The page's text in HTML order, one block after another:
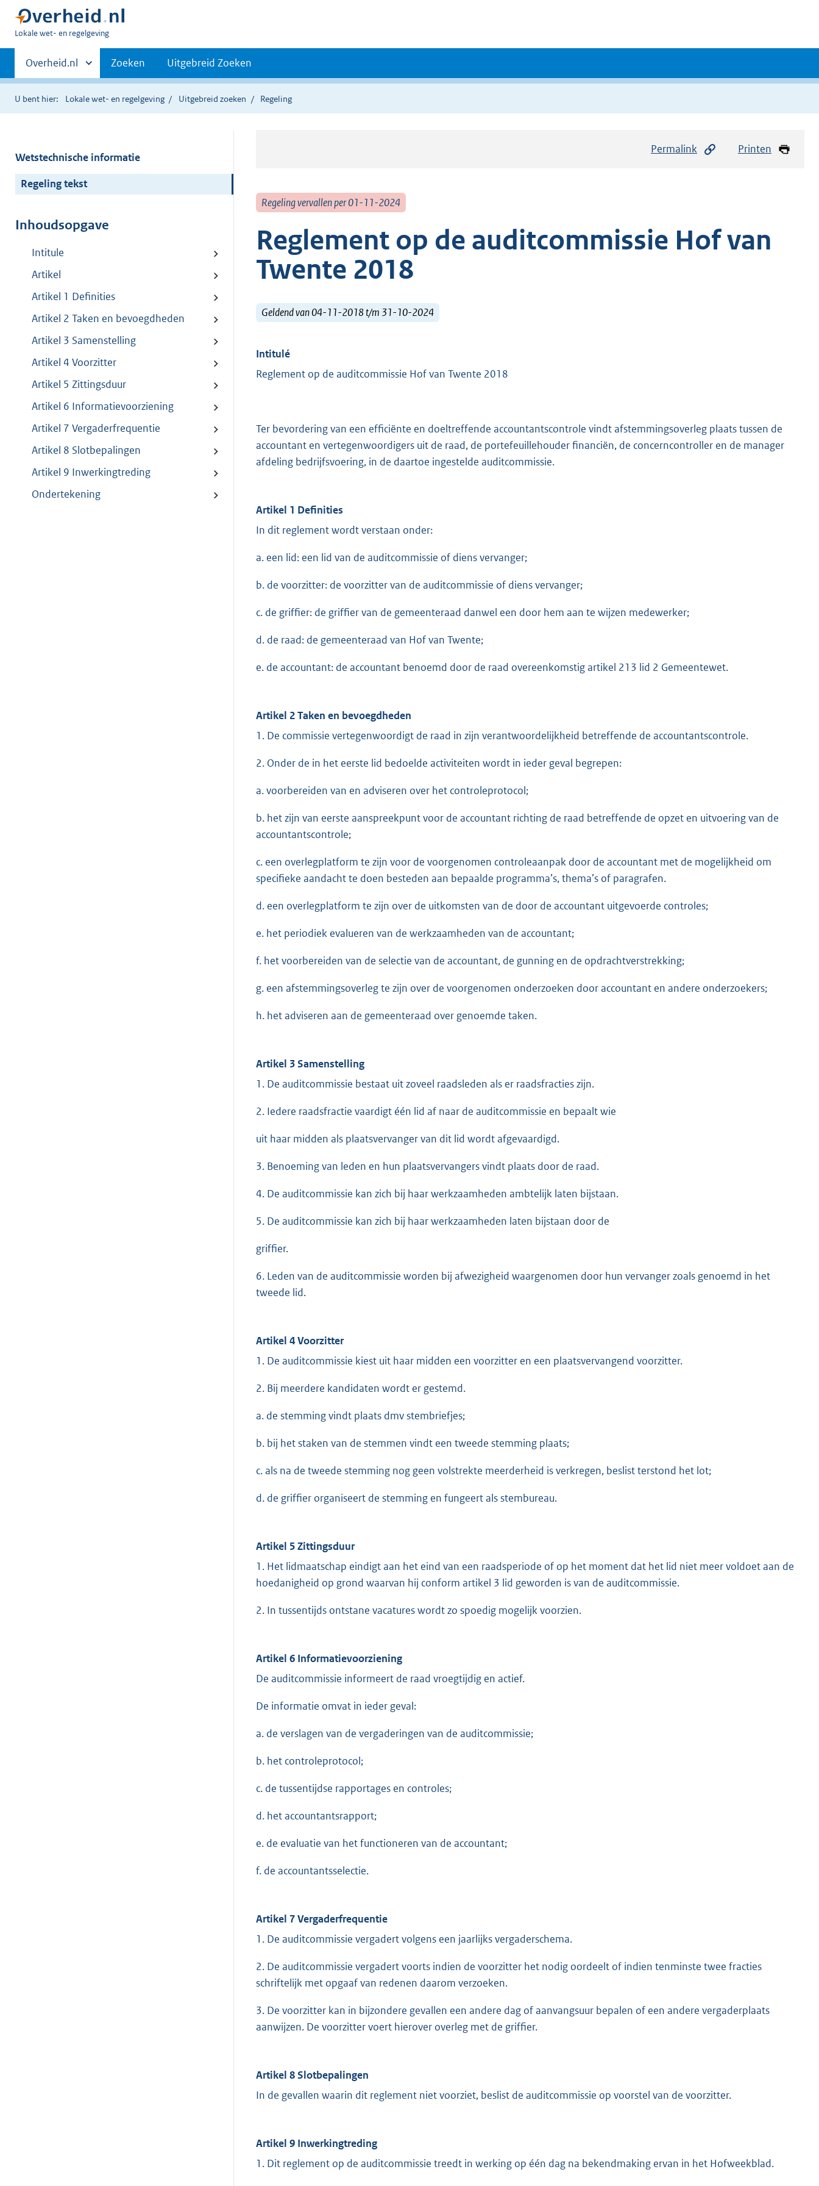
U
hier:
Lokale wet- en regelgeving
Primaire
navigatie
Andere
sites
binnen
Overheid.nl Zoeken Uitgebreid Zoeken
U bent hier: Lokale wet- en regelgeving Uitgebreid zoeken Regeling
Wetstechnische informatie
Regeling tekst
Inhoudsopgave
Intitule
Artikel
Artikel 1 Definities
Artikel 2 Taken en bevoegdheden
Artikel 3 Samenstelling
Artikel 4 Voorzitter
Artikel 5 Zittingsduur
Artikel 6 Informatievoorziening
Artikel 7 Vergaderfrequentie
Artikel 8 Slotbepalingen
Artikel 9 Inwerkingtreding
Ondertekening
Permalink Printen
Regeling vervallen per 01-11-2024
Reglement op de auditcommissie Hof van
Twente 2018
Geldend van 04-11-2018 t/m 31-10-2024
Intitulé
Reglement op de auditcommissie Hof van Twente 2018
Ter bevordering van een efficiënte en doeltreffende accountantscontrole vindt afstemmingsoverleg plaats tussen de
accountant en vertegenwoordigers uit de raad, de portefeuillehouder financiën, de concerncontroller en de manager
afdeling bedrijfsvoering, in de daartoe ingestelde auditcommissie.
Artikel 1 Definities
In dit reglement wordt verstaan onder:
a. een lid: een lid van de auditcommissie of diens vervanger;
b. de voorzitter: de voorzitter van de auditcommissie of diens vervanger;
c. de griffier: de griffier van de gemeenteraad danwel een door hem aan te wijzen medewerker;
d. de raad: de gemeenteraad van Hof van Twente;
e. de accountant: de accountant benoemd door de raad overeenkomstig artikel 213 lid 2 Gemeentewet.
Artikel 2 Taken en bevoegdheden
1. De commissie vertegenwoordigt de raad in zijn verantwoordelijkheid betreffende de accountantscontrole.
2. Onder de in het eerste lid bedoelde activiteiten wordt in ieder geval begrepen:
a. voorbereiden van en adviseren over het controleprotocol;
b. het zijn van eerste aanspreekpunt voor de accountant richting de raad betreffende de opzet en uitvoering van de
accountantscontrole;
c. een overlegplatform te zijn voor de voorgenomen controleaanpak door de accountant met de mogelijkheid om
specifieke aandacht te doen besteden aan bepaalde programma’s, thema’s of paragrafen.
d. een overlegplatform te zijn over de uitkomsten van de door de accountant uitgevoerde controles;
e. het periodiek evalueren van de werkzaamheden van de accountant;
f. het voorbereiden van de selectie van de accountant, de gunning en de opdrachtverstrekking;
g. een afstemmingsoverleg te zijn over de voorgenomen onderzoeken door accountant en andere onderzoekers;
h. het adviseren aan de gemeenteraad over genoemde taken.
Artikel 3 Samenstelling
1. De auditcommissie bestaat uit zoveel raadsleden als er raadsfracties zijn.
2. Iedere raadsfractie vaardigt één lid af naar de auditcommissie en bepaalt wie
uit haar midden als plaatsvervanger van dit lid wordt afgevaardigd.
3. Benoeming van leden en hun plaatsvervangers vindt plaats door de raad.
4. De auditcommissie kan zich bij haar werkzaamheden ambtelijk laten bijstaan.
5. De auditcommissie kan zich bij haar werkzaamheden laten bijstaan door de
griffier.
6. Leden van de auditcommissie worden bij afwezigheid waargenomen door hun vervanger zoals genoemd in het
tweede lid.
Artikel 4 Voorzitter
1. De auditcommissie kiest uit haar midden een voorzitter en een plaatsvervangend voorzitter.
2. Bij meerdere kandidaten wordt er gestemd.
a. de stemming vindt plaats dmv stembriefjes;
b. bij het staken van de stemmen vindt een tweede stemming plaats;
c. als na de tweede stemming nog geen volstrekte meerderheid is verkregen, beslist terstond het lot;
d. de griffier organiseert de stemming en fungeert als stembureau.
Artikel 5 Zittingsduur
1. Het lidmaatschap eindigt aan het eind van een raadsperiode of op het moment dat het lid niet meer voldoet aan de
hoedanigheid op grond waarvan hij conform artikel 3 lid geworden is van de auditcommissie.
2. In tussentijds ontstane vacatures wordt zo spoedig mogelijk voorzien.
Artikel 6 Informatievoorziening
De auditcommissie informeert de raad vroegtijdig en actief.
De informatie omvat in ieder geval:
a. de verslagen van de vergaderingen van de auditcommissie;
b. het controleprotocol;
c. de tussentijdse rapportages en controles;
d. het accountantsrapport;
e. de evaluatie van het functioneren van de accountant;
f. de accountantsselectie.
Artikel 7 Vergaderfrequentie
1. De auditcommissie vergadert volgens een jaarlijks vergaderschema.
2. De auditcommissie vergadert voorts indien de voorzitter het nodig oordeelt of indien tenminste twee fracties
schriftelijk met opgaaf van redenen daarom verzoeken.
3. De voorzitter kan in bijzondere gevallen een andere dag of aanvangsuur bepalen of een andere vergaderplaats
aanwijzen. De voorzitter voert hierover overleg met de griffier.
Artikel 8 Slotbepalingen
In de gevallen waarin dit reglement niet voorziet, beslist de auditcommissie op voorstel van de voorzitter.
Artikel 9 Inwerkingtreding
1. Dit reglement op de auditcommissie treedt in werking op één dag na bekendmaking ervan in het Hofweekblad.